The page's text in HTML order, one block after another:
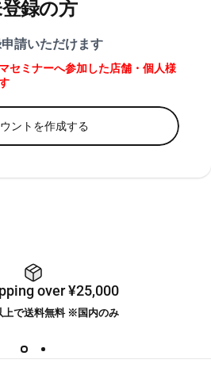
録の方
請いただけます
セミナーへ参加した店舗・個人様
ントを作成する
over ¥25,000
で送料無料 ※国内のみ